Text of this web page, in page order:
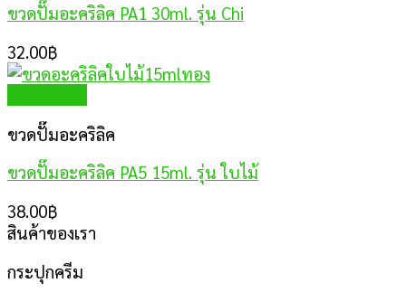
ขวดปั๊มอะคริลิค PA1 30ml. รุ่น Chi
32.00฿
ขวดปั๊มอะคริลิค
ขวดปั๊มอะคริลิค PA5 15ml. รุ่น ใบไม้
38.00฿
สินค้าของเรา
กระปุกครีม